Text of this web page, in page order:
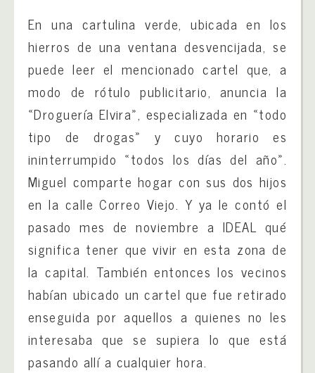
En una cartulina verde, ubicada en los
hierros de una ventana desvencijada, se
puede leer el mencionado cartel que, a
modo de rótulo publicitario, anuncia la
«Droguería Elvira», especializada en «todo
tipo de drogas» y cuyo horario es
ininterrumpido «todos los días del año».
Miguel comparte hogar con sus dos hijos
en la calle Correo Viejo. Y ya le contó el
pasado mes de noviembre a IDEAL qué
significa tener que vivir en esta zona de
la capital. También entonces los vecinos
habían ubicado un cartel que fue retirado
enseguida por aquellos a quienes no les
interesaba que se supiera lo que está
pasando allí a cualquier hora.